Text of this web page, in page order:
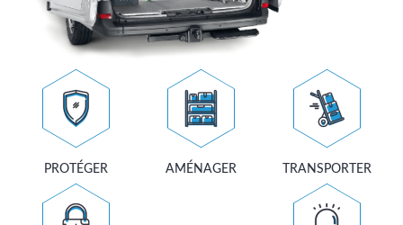
PROTÉGER AMÉNAGER TRANSPORTER